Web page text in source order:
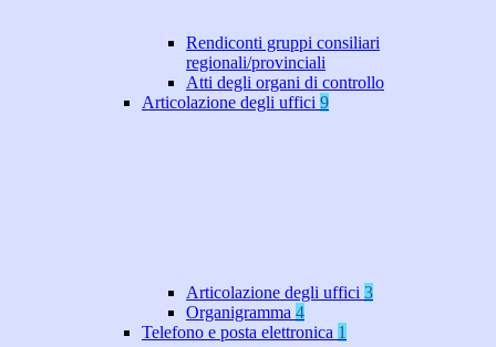
Rendiconti gruppi consiliari
regionali/provinciali
Atti degli organi di controllo
Articolazione degli uffici 9
Articolazione degli uffici 3
Organigramma 4
Telefono e posta elettronica 1